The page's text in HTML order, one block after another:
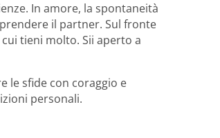
In amore, la spontaneità
il partner. Sul fronte
tieni molto. Sii aperto a
le sfide con coraggio e
personali.